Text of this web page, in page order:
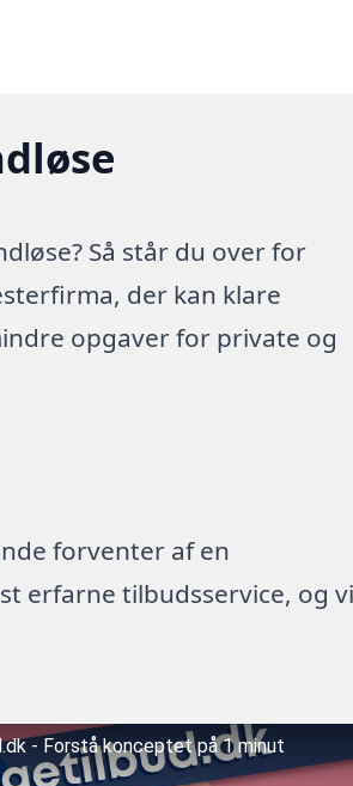
Så står du over for
der kan klare
opgaver for private og
forventer af en
erfarne tilbudsservice, og
- Forstå konceptet på 1 minut